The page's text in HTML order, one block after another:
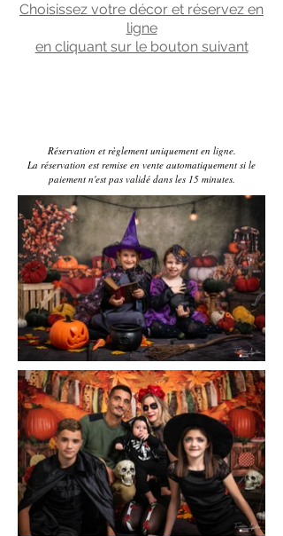
Choisissez votre décor et réservez en
ligne
en cliquant sur le bouton suivant
Réservation et règlement uniquement en ligne.
La réservation est remise en vente automatiquement si le
paiement n'est pas validé dans les 15 minutes.